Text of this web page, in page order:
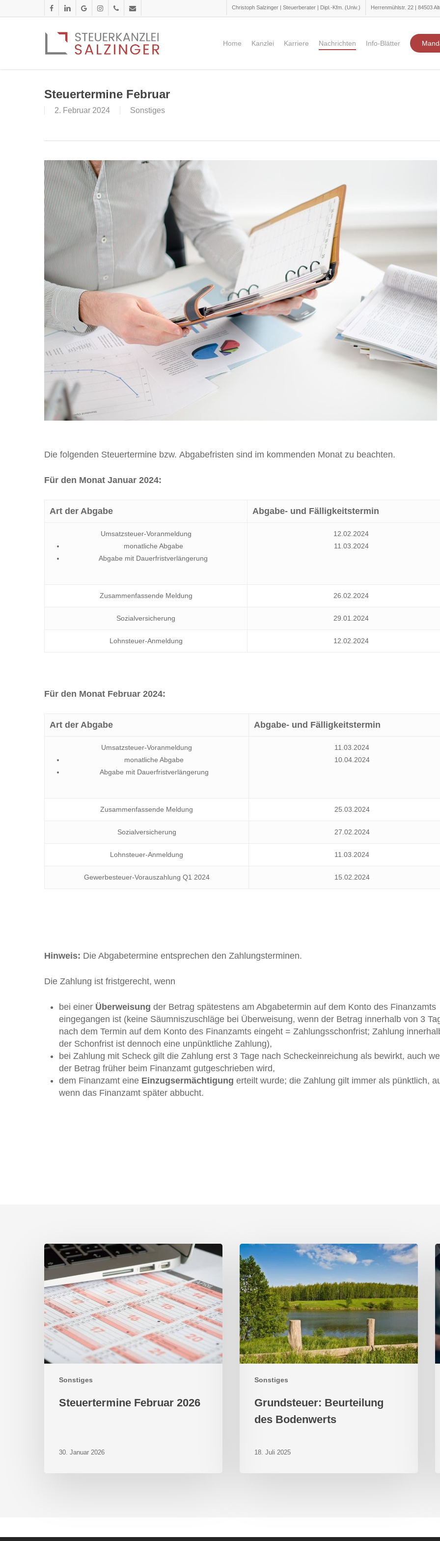
to
facebooklinkedin google-
plus
instagramphone email Christoph Salzinger | Steuerberater | Dipl.-Kfm. (Univ.) Herrenmühlstr. 22 | 84503
Home Kanzlei Karriere Nachrichten Info-Blätter
Steuertermine Februar
2. Februar 2024 Sonstiges
Die folgenden Steuertermine bzw. Abgabefristen sind im kommenden Monat zu beachten.
Für den Monat Januar 2024:
Art der Abgabe Abgabe- und Fälligkeitstermin
Umsatzsteuer-Voranmeldung
monatliche Abgabe
Abgabe mit Dauerfristverlängerung
12.02.2024
11.03.2024
Zusammenfassende Meldung 26.02.2024
Sozialversicherung 29.01.2024
Lohnsteuer-Anmeldung 12.02.2024
Für den Monat Februar 2024:
Art der Abgabe Abgabe- und Fälligkeitstermin
Umsatzsteuer-Voranmeldung
monatliche Abgabe
Abgabe mit Dauerfristverlängerung
11.03.2024
10.04.2024
Zusammenfassende Meldung 25.03.2024
Sozialversicherung 27.02.2024
Lohnsteuer-Anmeldung 11.03.2024
Gewerbesteuer-Vorauszahlung Q1 2024 15.02.2024
Hinweis: Die Abgabetermine entsprechen den Zahlungsterminen.
Die Zahlung ist fristgerecht, wenn
bei einer Überweisung der Betrag spätestens am Abgabetermin auf dem Konto des Finanzamts
eingegangen ist (keine Säumniszuschläge bei Überweisung, wenn der Betrag innerhalb von 3
nach dem Termin auf dem Konto des Finanzamts eingeht = Zahlungsschonfrist; Zahlung
der Schonfrist ist dennoch eine unpünktliche Zahlung),
bei Zahlung mit Scheck gilt die Zahlung erst 3 Tage nach Scheckeinreichung als bewirkt, auch
der Betrag früher beim Finanzamt gutgeschrieben wird,
dem Finanzamt eine Einzugsermächtigung erteilt wurde; die Zahlung gilt immer als pünktlich,
wenn das Finanzamt später abbucht.
Sonstiges
Steuertermine
Februar
Steuertermine Februar 2026
30. Januar 2026
Sonstiges
Grundsteuer:
Beurteilung
des
Bodenwerts
Grundsteuer: Beurteilung
des Bodenwerts
18. Juli 2025